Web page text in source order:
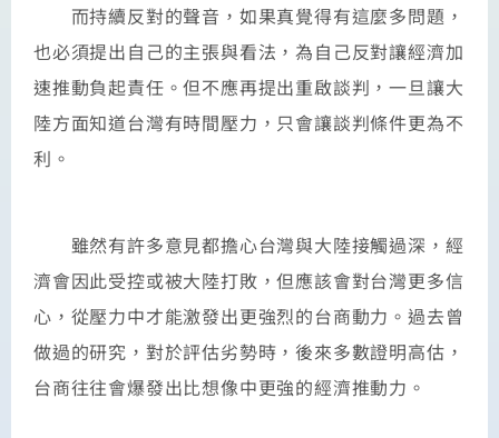
而持續反對的聲音，如果真覺得有這麼多問題，
也必須提出自己的主張與看法，為自己反對讓經濟加
速推動負起責任。但不應再提出重啟談判，一旦讓大
陸方面知道台灣有時間壓力，只會讓談判條件更為不
利。
雖然有許多意見都擔心台灣與大陸接觸過深，經
濟會因此受控或被大陸打敗，但應該會對台灣更多信
心，從壓力中才能激發出更強烈的台商動力。過去曾
做過的研究，對於評估劣勢時，後來多數證明高估，
台商往往會爆發出比想像中更強的經濟推動力。